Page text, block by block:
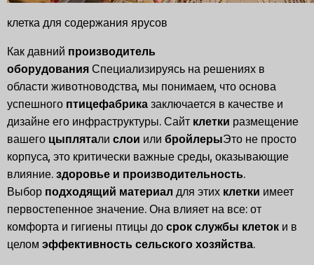
клетка для содержания ярусов
Как давний производитель
оборудования Специализируясь на решениях в
области животноводства, мы понимаем, что основа
успешного птицефабрика заключается в качестве и
дизайне его инфраструктуры. Сайт клетки размещение
вашего цыплятали слои или бройлерыЭто не просто
корпуса, это критически важные среды, оказывающие
влияние. здоровье и производительность.
Выбор подходящий материал для этих клетки имеет
первостепенное значение. Она влияет на все: от
комфорта и гигиены птицы до срок службы клеток и в
целом эффективность сельского хозяйства.